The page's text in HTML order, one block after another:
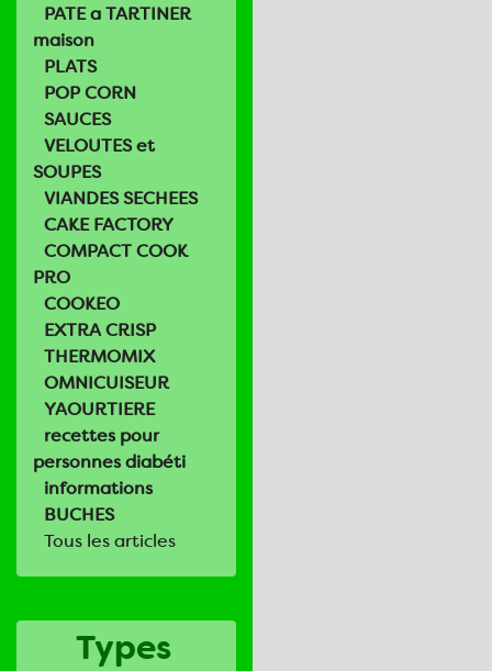
PATE a TARTINER
maison
PLATS
POP CORN
SAUCES
VELOUTES et
SOUPES
VIANDES SECHEES
CAKE FACTORY
COMPACT COOK
PRO
COOKEO
EXTRA CRISP
THERMOMIX
OMNICUISEUR
YAOURTIERE
recettes pour
personnes diabéti
informations
BUCHES
Tous les articles
Types